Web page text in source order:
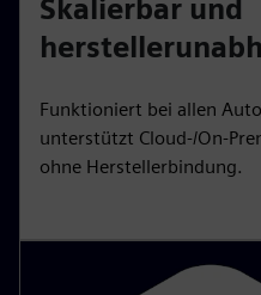
Skalierbar und
Funktioniert bei allen
unterstützt Cloud-/On-
ohne Herstellerbindung.